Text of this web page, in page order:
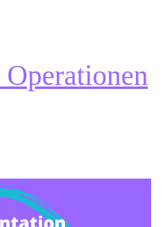
Dialysepatienten